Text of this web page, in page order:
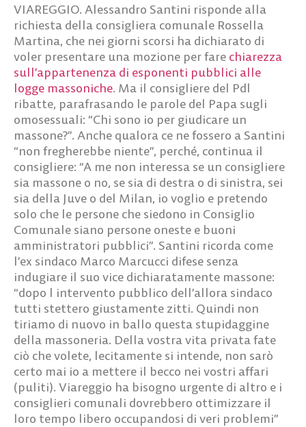
VIAREGGIO. Alessandro Santini risponde alla
richiesta della consigliera comunale Rossella
Martina, che nei giorni scorsi ha dichiarato di
voler presentare una mozione per fare chiarezza
sull’appartenenza di esponenti pubblici alle
logge massoniche. Ma il consigliere del Pdl
ribatte, parafrasando le parole del Papa sugli
omosessuali: “Chi sono io per giudicare un
massone?”. Anche qualora ce ne fossero a Santini
“non fregherebbe niente”, perché, continua il
consigliere: “A me non interessa se un consigliere
sia massone o no, se sia di destra o di sinistra, sei
sia della Juve o del Milan, io voglio e pretendo
solo che le persone che siedono in Consiglio
Comunale siano persone oneste e buoni
amministratori pubblici”. Santini ricorda come
l’ex sindaco Marco Marcucci difese senza
indugiare il suo vice dichiaratamente massone:
“dopo l intervento pubblico dell’allora sindaco
tutti stettero giustamente zitti. Quindi non
tiriamo di nuovo in ballo questa stupidaggine
della massoneria. Della vostra vita privata fate
ciò che volete, lecitamente si intende, non sarò
certo mai io a mettere il becco nei vostri affari
(puliti). Viareggio ha bisogno urgente di altro e i
consiglieri comunali dovrebbero ottimizzare il
loro tempo libero occupandosi di veri problemi”